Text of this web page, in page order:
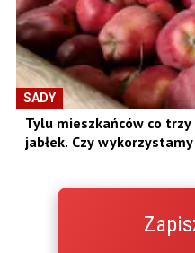
SADY
Tylu mieszkańców co trzy
jabłek. Czy